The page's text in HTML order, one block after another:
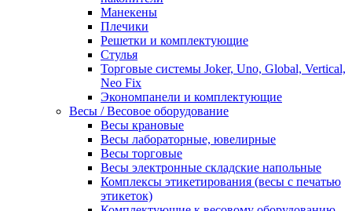
Манекены
Плечики
Решетки и комплектующие
Стулья
Торговые системы Joker, Uno, Global, Vertical,
Neo Fix
Экономпанели и комплектующие
Весы / Весовое оборудование
Весы крановые
Весы лабораторные, ювелирные
Весы торговые
Весы электронные складские напольные
Комплексы этикетирования (весы с печатью
этикеток)